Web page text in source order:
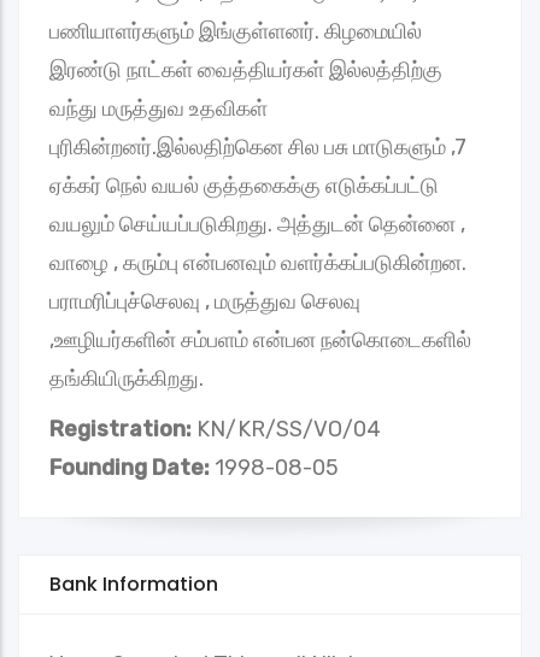
பணியாளர்களும் இங்குள்ளனர். கிழமையில்
இரண்டு நாட்கள் வைத்தியர்கள் இல்லத்திற்கு
வந்து மருத்துவ உதவிகள்
புரிகின்றனர்.இல்லதிற்கென சில பசு மாடுகளும் ,7
ஏக்கர் நெல் வயல் குத்தகைக்கு எடுக்கப்பட்டு
வயலும் செய்யப்படுகிறது. அத்துடன் தென்னை ,
வாழை , கரும்பு என்பனவும் வளர்க்கப்படுகின்றன.
பராமரிப்புச்செலவு , மருத்துவ செலவு
,ஊழியர்களின் சம்பளம் என்பன நன்கொடைகளில்
தங்கியிருக்கிறது.
Registration: KN/KR/SS/VO/04
Founding Date: 1998-08-05
Bank Information